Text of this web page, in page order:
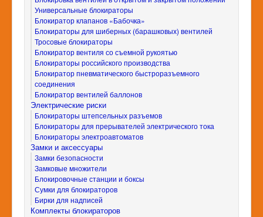
Универсальные блокираторы
Блокиратор клапанов «Бабочка»
Блокираторы для шиберных (барашковых) вентилей
Тросовые блокираторы
Блокиратор вентиля со съемной рукоятью
Блокираторы российского производства
Блокиратор пневматического быстроразъемного
соединения
Блокиратор вентилей баллонов
Электрические риски
Блокираторы штепсельных разъемов
Блокираторы для прерывателей электрического тока
Блокираторы электроавтоматов
Замки и аксессуары
Замки безопасности
Замковые множители
Блокировочные станции и боксы
Сумки для блокираторов
Бирки для надписей
Комплекты блокираторов